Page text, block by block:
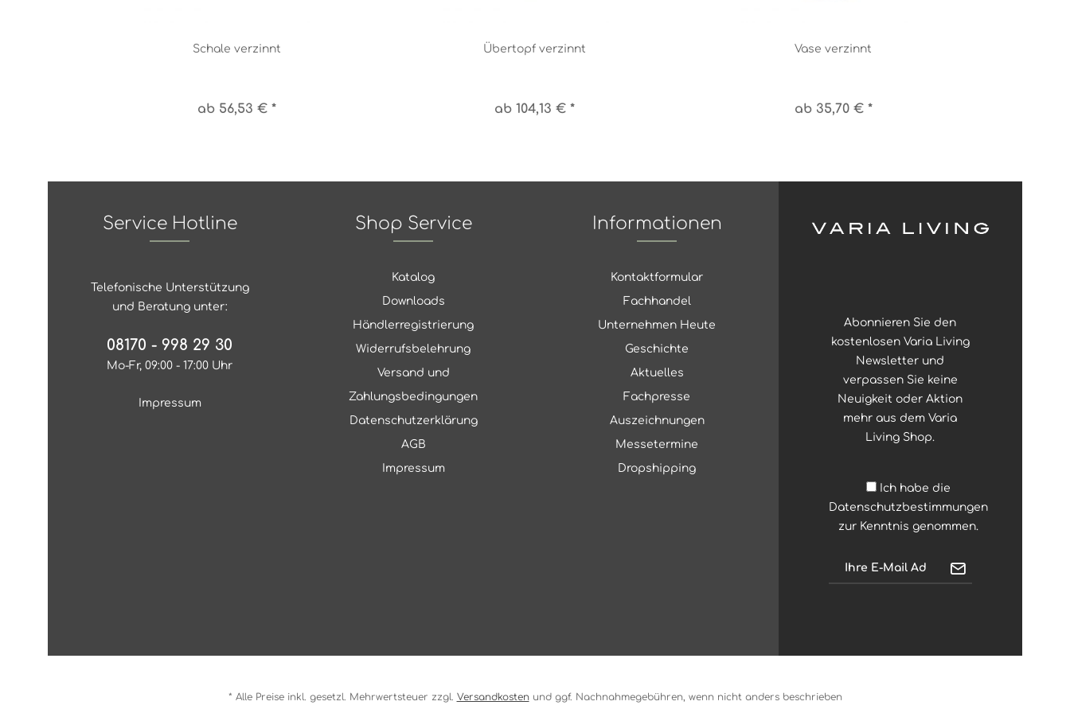
Schale verzinnt
ab 56,53 € *
Übertopf verzinnt
ab 104,13 € *
Vase verzinnt
ab 35,70 € *
Service Hotline
Telefonische Unterstützung
und Beratung unter:
08170 - 998 29 30
Mo-Fr, 09:00 - 17:00 Uhr
Impressum
Shop Service
Katalog
Downloads
Händlerregistrierung
Widerrufsbelehrung
Versand und
Zahlungsbedingungen
Datenschutzerklärung
AGB
Impressum
Informationen
Kontaktformular
Fachhandel
Unternehmen Heute
Geschichte
Aktuelles
Fachpresse
Auszeichnungen
Messetermine
Dropshipping
Abonnieren Sie den
kostenlosen Varia Living
Newsletter und
verpassen Sie keine
Neuigkeit oder Aktion
mehr aus dem Varia
Living Shop.
Ich habe die
Datenschutzbestimmungen
zur Kenntnis genommen.
* Alle Preise inkl. gesetzl. Mehrwertsteuer zzgl. Versandkostenund ggf. Nachnahmegebühren, wenn nicht anders beschrieben